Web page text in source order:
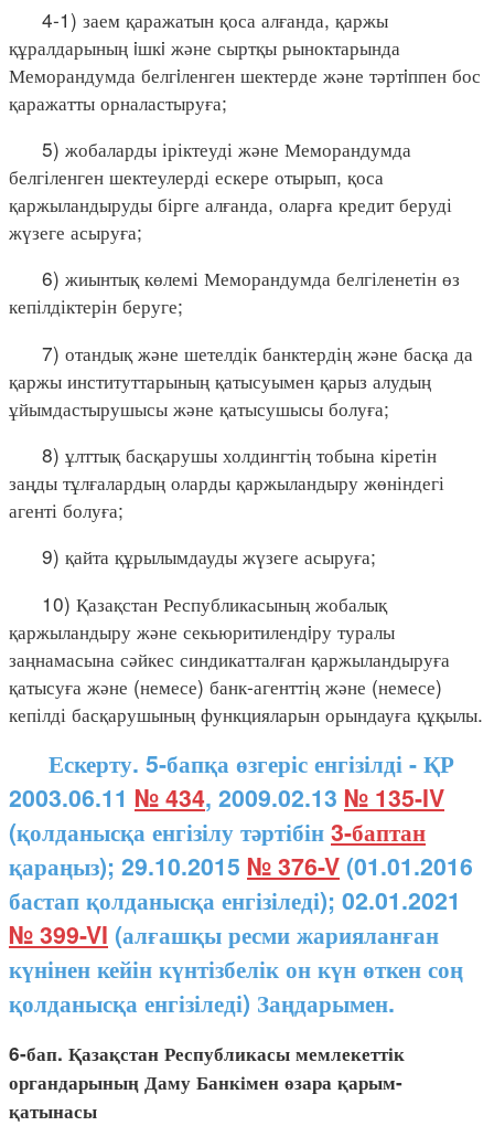
4-1) заем қаражатын қоса алғанда, қаржы
құралдарының iшкi және сыртқы рыноктарында
Меморандумда белгiленген шектерде және тәртiппен бос
қаражатты орналастыруға;
5) жобаларды іріктеуді және Меморандумда
белгіленген шектеулерді ескере отырып, қоса
қаржыландыруды бірге алғанда, оларға кредит беруді
жүзеге асыруға;
6) жиынтық көлемі Меморандумда белгіленетін өз
кепілдіктерін беруге;
7) отандық және шетелдік банктердің және басқа да
қаржы институттарының қатысуымен қарыз алудың
ұйымдастырушысы және қатысушысы болуға;
8) ұлттық басқарушы холдингтің тобына кіретін
заңды тұлғалардың оларды қаржыландыру жөніндегі
агенті болуға;
9) қайта құрылымдауды жүзеге асыруға;
10) Қазақстан Республикасының жобалық
қаржыландыру және секьюритилендiру туралы
заңнамасына сәйкес синдикатталған қаржыландыруға
қатысуға және (немесе) банк-агенттің және (немесе)
кепілді басқарушының функцияларын орындауға құқылы.
Ескерту. 5-бапқа өзгеріс енгізілді - ҚР
2003.06.11 № 434, 2009.02.13 № 135-IV
(қолданысқа енгізілу тәртібін3-баптан
қараңыз); 29.10.2015 № 376-V (01.01.2016
бастап қолданысқа енгізіледі); 02.01.2021
№ 399-VI (алғашқы ресми жарияланған
күнінен кейін күнтізбелік он күн өткен соң
қолданысқа енгізіледі) Заңдарымен.
6-бап. Қазақстан Республикасы мемлекеттік
органдарының Даму Банкімен өзара қарым-
қатынасы